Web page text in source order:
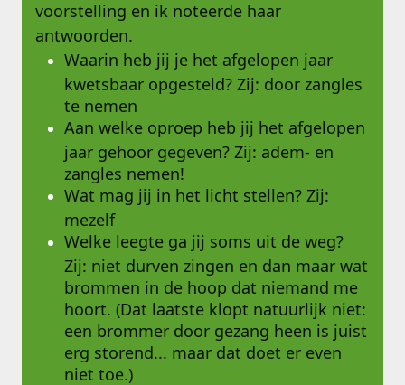
voorstelling en ik noteerde haar
antwoorden.
Waarin heb jij je het afgelopen jaar
kwetsbaar opgesteld? Zij: door zangles
te nemen
Aan welke oproep heb jij het afgelopen
jaar gehoor gegeven? Zij: adem- en
zangles nemen!
Wat mag jij in het licht stellen? Zij:
mezelf
Welke leegte ga jij soms uit de weg?
Zij: niet durven zingen en dan maar wat
brommen in de hoop dat niemand me
hoort. (Dat laatste klopt natuurlijk niet:
een brommer door gezang heen is juist
erg storend... maar dat doet er even
niet toe.)